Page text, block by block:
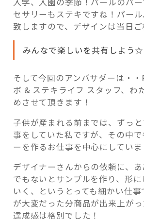
セサリーもステキですね！パー
致しますので、デザインは当日ご
みんなで楽しいを共有しよう☆
そして今回のアンバサダーは・
ボ & ステキライフ スタッフ、わ
めさせて頂きます！
子供が産まれる前までは、ずっ
事をしていた私ですが、その中で
ーを作るお仕事を中心にしていま
デザイナーさんからの依頼に、
でもないとサンプルを作り、形に
いく、というとっても細かい仕
が大変だった分商品が出来上が
達成感は格別でした！